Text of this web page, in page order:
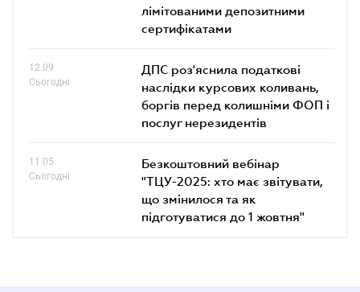
лімітованими депозитними
сертифікатами
12.09
Сьогодні
ДПС роз'яснила податкові
наслідки курсових коливань,
боргів перед колишніми ФОП і
послуг нерезидентів
11.05
Сьогодні
Безкоштовний вебінар
"ТЦУ-2025: хто має звітувати,
що змінилося та як
підготуватися до 1 жовтня"